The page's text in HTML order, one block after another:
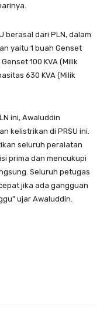
berasal dari PLN, dalam
yaitu 1 buah Genset
100 KVA (Milik
630 KVA (Milik
ini, Awaluddin
kelistrikan di PRSU ini.
seluruh peralatan
prima dan mencukupi
Seluruh petugas
jika ada gangguan
ujar Awaluddin.